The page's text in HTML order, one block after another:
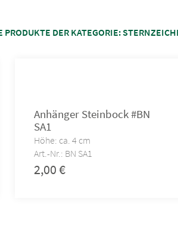
PRODUKTE DER KATEGORIE:
Anhänger Steinbock #BN
SA1
Höhe: ca. 4 cm
Art.-Nr.: BN SA1
2,00€